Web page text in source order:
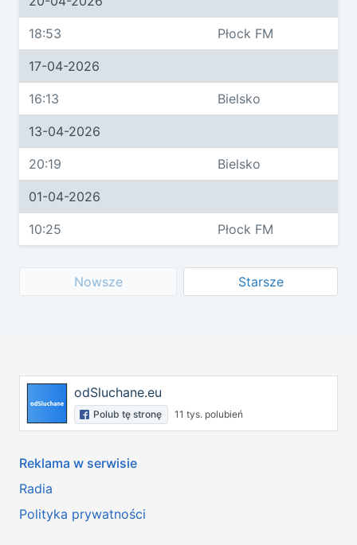
18:53 Płock FM
17-04-2026
16:13 Bielsko
13-04-2026
20:19 Bielsko
01-04-2026
10:25 Płock FM
Nowsze Starsze
odSluchane.eu
Polub tę stronę 11 tys. polubień
Reklama w serwisie
Radia
Polityka prywatności